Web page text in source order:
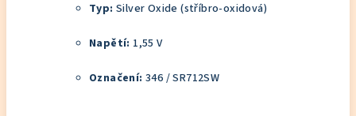
Typ: Silver Oxide (stříbro-oxidová)
Napětí: 1,55 V
Označení: 346 / SR712SW